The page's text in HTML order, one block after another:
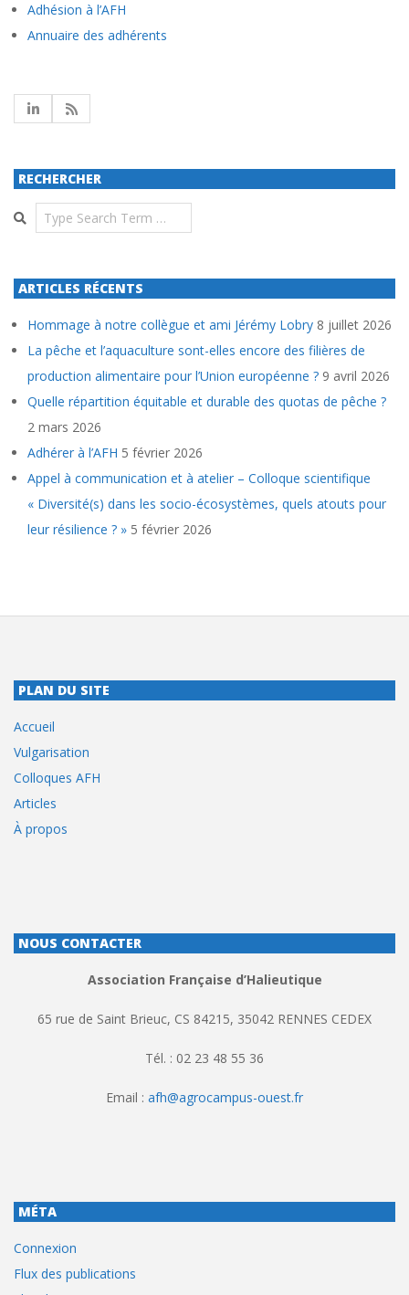
Adhésion à l’AFH
Annuaire des adhérents
RECHERCHER
Search
ARTICLES RÉCENTS
Hommage à notre collègue et ami Jérémy Lobry 8 juillet 2026
La pêche et l’aquaculture sont-elles encore des filières de
production alimentaire pour l’Union européenne ? 9 avril 2026
Quelle répartition équitable et durable des quotas de pêche ?
2 mars 2026
Adhérer à l’AFH 5 février 2026
Appel à communication et à atelier – Colloque scientifique
« Diversité(s) dans les socio-écosystèmes, quels atouts pour
leur résilience ? » 5 février 2026
PLAN DU SITE
Accueil
Vulgarisation
Colloques AFH
Articles
À propos
NOUS CONTACTER
Association Française d’Halieutique
65 rue de Saint Brieuc, CS 84215, 35042 RENNES CEDEX
Tél. : 02 23 48 55 36
Email : afh@agrocampus-ouest.fr
MÉTA
Connexion
Flux des publications